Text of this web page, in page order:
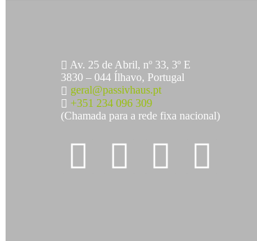
Av. 25 de Abril, nº 33, 3º E
3830 – 044 Ílhavo, Portugal
geral@passivhaus.pt
+351 234 096 309
(Chamada para a rede fixa nacional)